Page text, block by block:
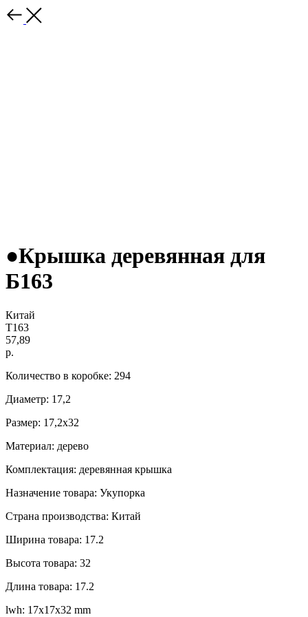
●Крышка деревянная для
Б163
Китай
Т163
57,89
р.
Количество в коробке: 294
Диаметр: 17,2
Размер: 17,2x32
Материал: дерево
Комплектация: деревянная крышка
Назначение товара: Укупорка
Страна производства: Китай
Ширина товара: 17.2
Высота товара: 32
Длина товара: 17.2
lwh: 17x17x32 mm